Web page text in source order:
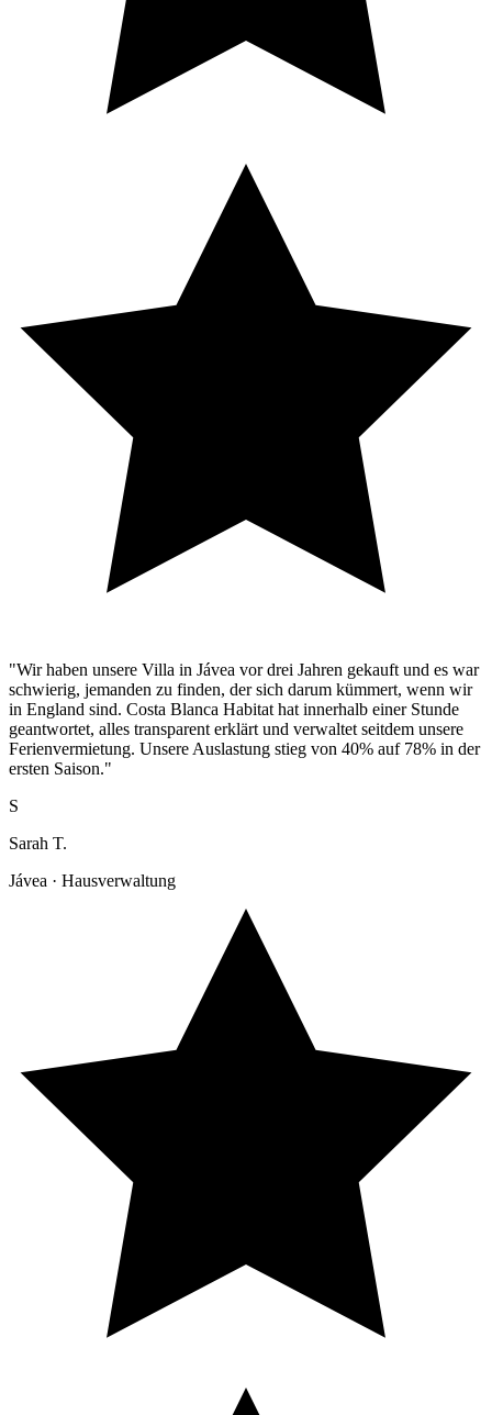
"Wir haben unsere Villa in Jávea vor drei Jahren gekauft und es war
schwierig, jemanden zu finden, der sich darum kümmert, wenn wir
in England sind. Costa Blanca Habitat hat innerhalb einer Stunde
geantwortet, alles transparent erklärt und verwaltet seitdem unsere
Ferienvermietung. Unsere Auslastung stieg von 40% auf 78% in der
ersten Saison."
S
Sarah T.
Jávea · Hausverwaltung